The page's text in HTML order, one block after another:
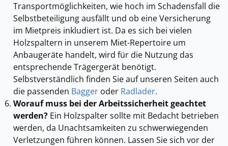
Transportmöglichkeiten, wie hoch im Schadensfall die
Selbstbeteiligung ausfällt und ob eine Versicherung
im Mietpreis inkludiert ist. Da es sich bei vielen
Holzspaltern in unserem Miet-Repertoire um
Anbaugeräte handelt, wird für die Nutzung das
entsprechende Trägergerät benötigt.
Selbstverständlich finden Sie auf unseren Seiten auch
die passenden Bagger oder Radlader.
Worauf muss bei der Arbeitssicherheit geachtet
werden? Ein Holzspalter sollte mit Bedacht betrieben
werden, da Unachtsamkeiten zu schwerwiegenden
Verletzungen führen können. Lassen Sie sich vor der